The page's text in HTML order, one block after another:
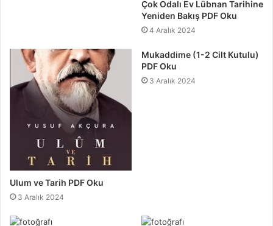
Çok Odalı Ev Lübnan Tarihine
Yeniden Bakış PDF Oku
4 Aralık 2024
Ulum ve Tarih PDF Oku
3 Aralık 2024
Mukaddime (1-2 Cilt Kutulu)
PDF Oku
3 Aralık 2024